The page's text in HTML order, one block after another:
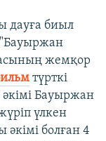
дауға биыл
"Бауыржан
жемқор
түрткі
Бауыржан
үлкен
болған 4